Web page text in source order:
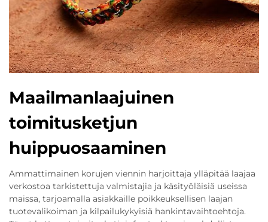
Maailmanlaajuinen
toimitusketjun
huippuosaaminen
Ammattimainen korujen viennin harjoittaja ylläpitää laajaa
verkostoa tarkistettuja valmistajia ja käsityöläisiä useissa
maissa, tarjoamalla asiakkaille poikkeuksellisen laajan
tuotevalikoiman ja kilpailukykyisiä hankintavaihtoehtoja.